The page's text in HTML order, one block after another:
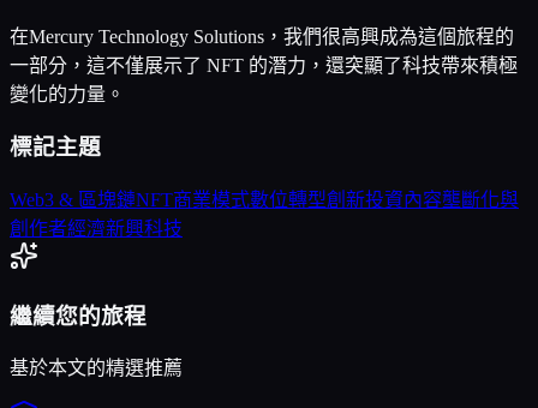
在Mercury Technology Solutions，我們很高興成為這個旅程的
一部分，這不僅展示了 NFT 的潛力，還突顯了科技帶來積極
變化的力量。
標記主題
Web3 & 區塊鏈NFT商業模式數位轉型創新投資內容壟斷化與
創作者經濟新興科技
繼續您的旅程
基於本文的精選推薦